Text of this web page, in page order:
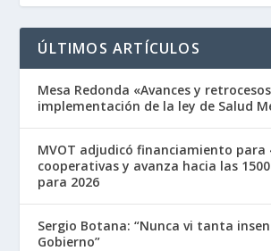
ÚLTIMOS ARTÍCULOS
Mesa Redonda «Avances y
implementación de la ley de Salud
MVOT adjudicó financiamiento para
cooperativas y avanza hacia las
para 2026
Sergio Botana: “Nunca vi tanta
Gobierno”